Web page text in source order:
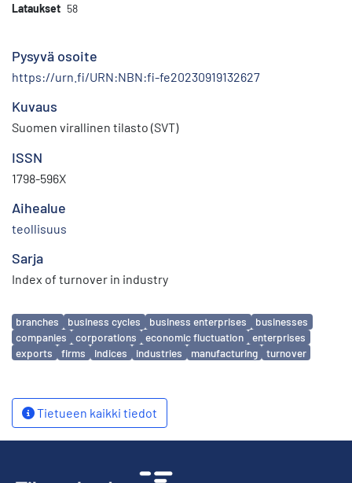
Lataukset 58
Pysyvä osoite
https://urn.fi/URN:NBN:fi-fe20230919132627
Kuvaus
Suomen virallinen tilasto (SVT)
ISSN
1798-596X
Aihealue
teollisuus
Sarja
Index of turnover in industry
Avainsanat
branches business cycles business enterprises
businesses
companies
corporations economic fluctuation
enterprises
exports
firms indices industries manufacturing turnover
Tietueen kaikki tiedot